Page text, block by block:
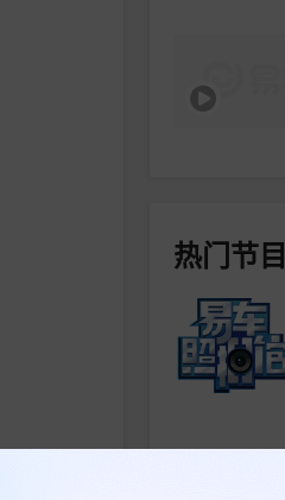
热门节目